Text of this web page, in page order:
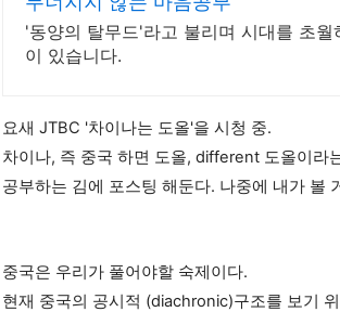
'동양의 탈무드'라고 불리며 시대를 초월
이 있습니다.
요새 JTBC '차이나는 도올'을 시청 중.
차이나, 즉 중국 하면 도올, different 도올이라
공부하는 김에 포스팅 해둔다. 나중에 내가 볼
중국은 우리가 풀어야할 숙제이다.
현재 중국의 공시적 (diachronic)구조를 보기